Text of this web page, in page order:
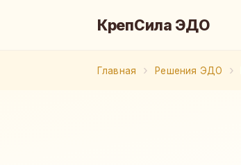
КрепСила ЭДО
Главная Решения ЭДО